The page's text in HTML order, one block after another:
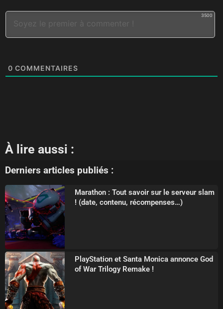
3500
0 COMMENTAIRES
À lire aussi :
Derniers articles publiés :
Marathon : Tout savoir sur le serveur slam
! (date, contenu, récompenses…)
PlayStation et Santa Monica annonce God
of War Trilogy Remake !